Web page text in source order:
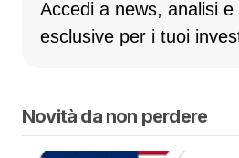
Accedi a news, analisi
esclusive per i tuoi
Novità da non perdere